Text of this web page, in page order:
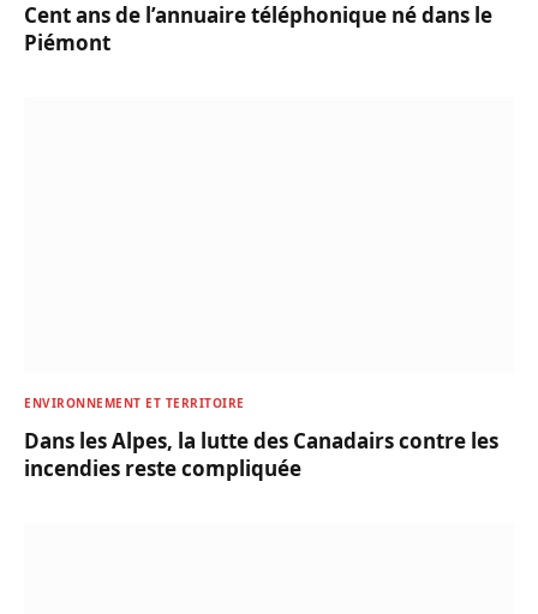
Cent ans de l’annuaire téléphonique né dans le
Piémont
ENVIRONNEMENT ET TERRITOIRE
Dans les Alpes, la lutte des Canadairs contre les
incendies reste compliquée